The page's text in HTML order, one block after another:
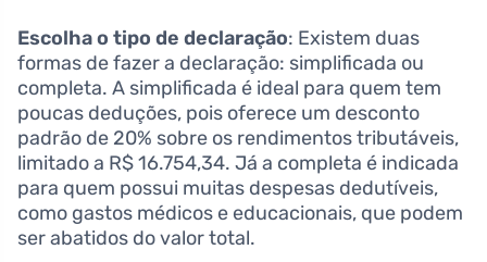
Escolha o tipo de declaração: Existem duas
formas de fazer a declaração: simplificada ou
completa. A simplificada é ideal para quem tem
poucas deduções, pois oferece um desconto
padrão de 20% sobre os rendimentos tributáveis,
limitado a R$ 16.754,34. Já a completa é indicada
para quem possui muitas despesas dedutíveis,
como gastos médicos e educacionais, que podem
ser abatidos do valor total.